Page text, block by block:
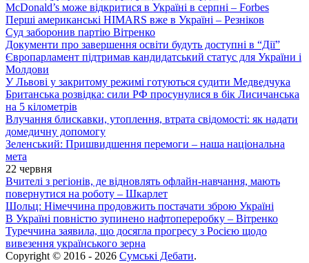
McDonald’s може відкритися в Україні в серпні – Forbes
Перші американські HIMARS вже в Україні – Резніков
Суд заборонив партію Вітренко
Документи про завершення освіти будуть доступні в “Дії”
Європарламент підтримав кандидатський статус для України і
Молдови
У Львові у закритому режимі готуються судити Медведчука
Британська розвідка: сили РФ просунулися в бік Лисичанська
на 5 кілометрів
Влучання блискавки, утоплення, втрата свідомості: як надати
домедичну допомогу
Зеленський: Пришвидшення перемоги – наша національна
мета
22 червня
Вчителі з регіонів, де відновлять офлайн-навчання, мають
повернутися на роботу – Шкарлет
Шольц: Німеччина продовжить постачати зброю Україні
В Україні повністю зупинено нафтопереробку – Вітренко
Туреччина заявила, що досягла прогресу з Росією щодо
вивезення українського зерна
Copyright © 2016 - 2026 Сумські Дебати.